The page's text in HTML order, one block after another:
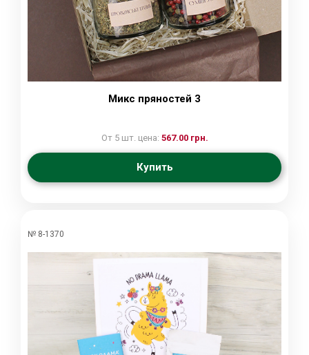
Микс пряностей 3
От 5 шт. цена: 567.00 грн.
Купить
№ 8-1370